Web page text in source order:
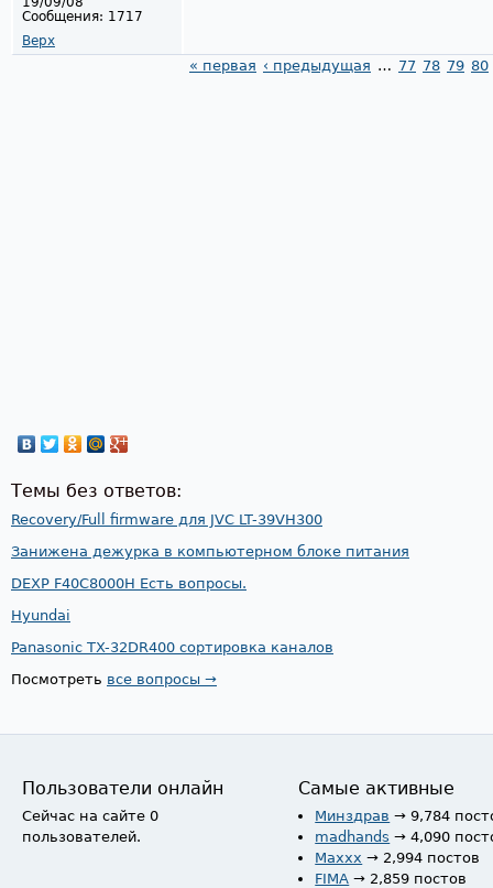
Сообщения: 1717
Верх
« первая ‹ предыдущая … 77 78 79 80
Темы без ответов:
Recovery/Full firmware для JVC LT-39VH300
Занижена дежурка в компьютерном блоке питания
DEXP F40C8000H Есть вопросы.
Hyundai
Panasonic TX-32DR400 сортировка каналов
Посмотреть все вопросы →
Пользователи онлайн
Сейчас на сайте 0
пользователей.
Самые активные
Минздрав → 9,784
madhands → 4,090
Maxxx → 2,994 постов
FIMA → 2,859 постов